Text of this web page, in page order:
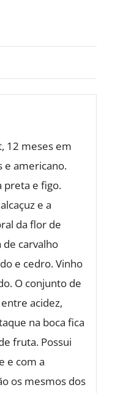
12 meses em
e americano.
preta e figo.
e a
da flor de
de carvalho
e cedro. Vinho
O conjunto de
acidez,
na boca fica
fruta. Possui
e com a
os mesmos dos